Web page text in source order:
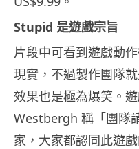
Stupid 是遊戲宗旨
片段中可看到遊戲動
現實，不過製作團隊
效果也是極為爆笑。
Westbergh 稱「團隊
家，大家都認同此遊